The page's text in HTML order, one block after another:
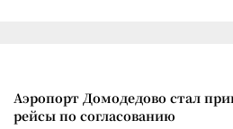
Аэропорт Домодедово стал
рейсы по согласованию